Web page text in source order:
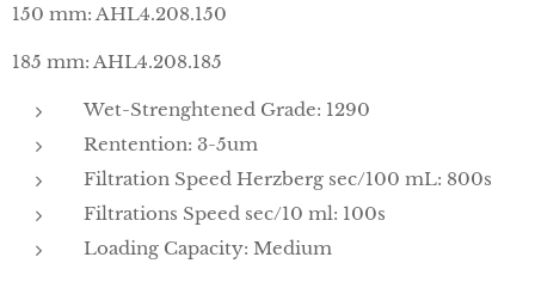
150 mm: AHL4.208.150
185 mm: AHL4.208.185
Wet-Strenghtened Grade: 1290
Rentention: 3-5um
Filtration Speed Herzberg sec/100 mL: 800s
Filtrations Speed sec/10 ml: 100s
Loading Capacity: Medium